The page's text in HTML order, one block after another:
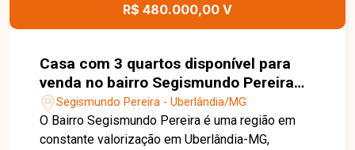
R$ 480.000,00 V
Casa com 3 quartos disponível para
venda no bairro Segismundo Pereira
em Uberlândia-MG
Segismundo Pereira - Uberlândia/MG
O Bairro Segismundo Pereira é uma região em
constante valorização em Uberlândia-MG,